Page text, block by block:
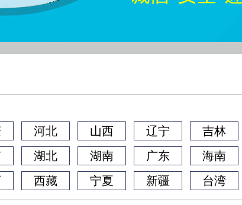
河北 山西 辽宁 吉林
湖北 湖南 广东 海南
西藏 宁夏 新疆 台湾